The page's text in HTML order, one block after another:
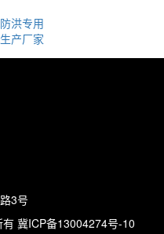
洪专用
产厂家
3号
有 冀ICP备13004274号-10